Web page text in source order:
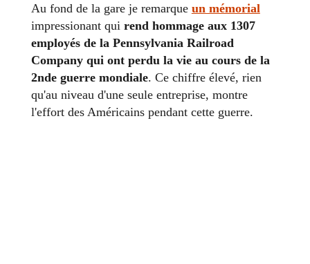
Au fond de la gare je remarque un mémorial
impressionant qui rend hommage aux 1307
employés de la Pennsylvania Railroad
Company qui ont perdu la vie au cours de la
2nde guerre mondiale. Ce chiffre élevé, rien
qu'au niveau d'une seule entreprise, montre
l'effort des Américains pendant cette guerre.